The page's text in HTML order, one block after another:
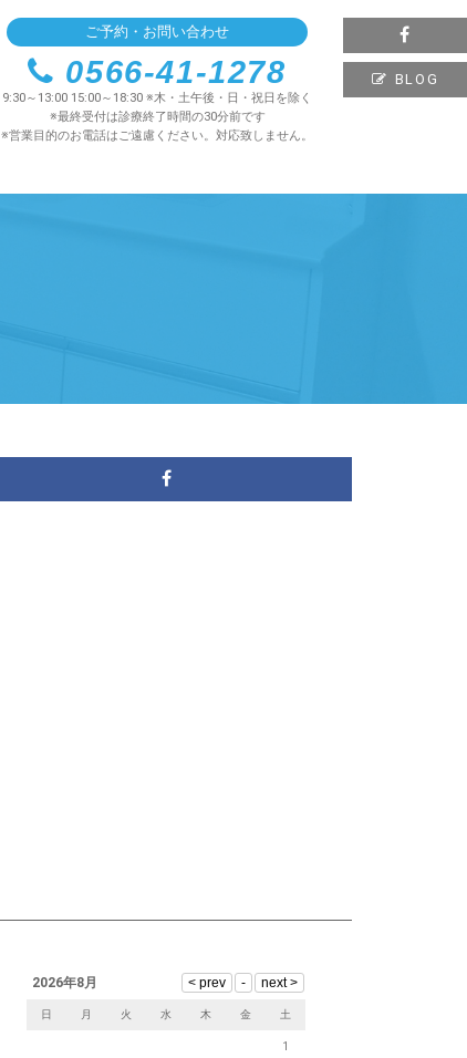
ご予約・お問い合わせ
0566-41-1278
9:30～13:00 15:00～18:30 ※木・土午後・日・祝日を除く
※最終受付は診療終了時間の30分前です
※営業目的のお電話はご遠慮ください。対応致しません。
BLOG
2026年8月
日 月 火 水 木 金 土
1